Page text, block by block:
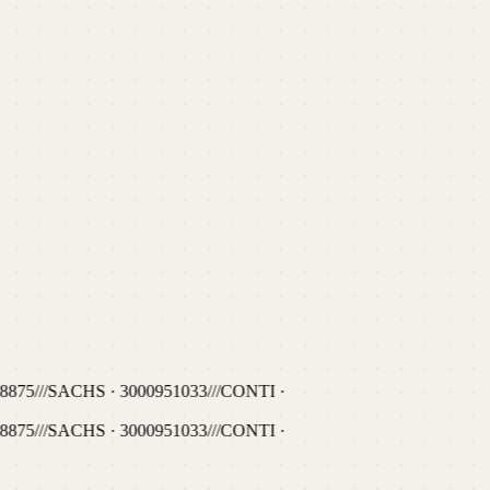
///SACHS · 3000951033///CONTI ·
///SACHS · 3000951033///CONTI ·